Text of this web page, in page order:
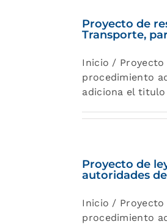
Proyecto de
Transporte,
Inicio /
procedimiento
adiciona el
Proyecto de
autoridades
Inicio /
procedimiento